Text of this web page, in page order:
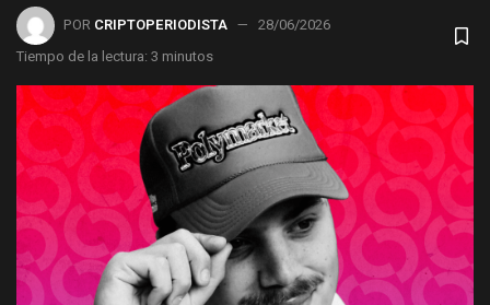
POR CRIPTOPERIODISTA
28/06/2026
Tiempo de la lectura: 3 minutos